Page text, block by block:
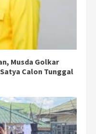
Musda Golkar
Calon Tunggal